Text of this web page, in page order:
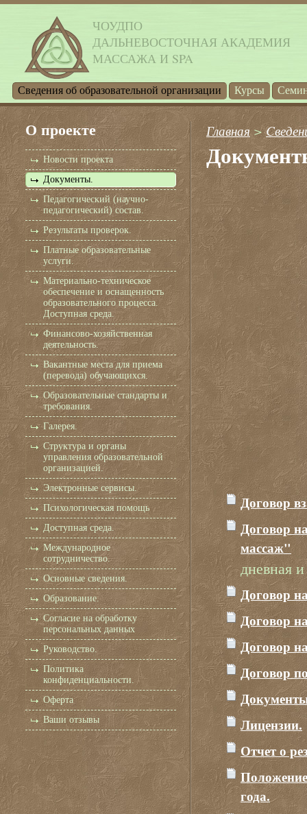
ЧОУДПО
ДАЛЬНЕВОСТОЧНАЯ АКАДЕМИЯ
МАССАЖА И SPA
Cведения об образовательной организации Курсы
О проекте
Новости проекта
Документы.
Педагогический (научно-
педагогический) состав.
Результаты проверок.
Платные образовательные
услуги.
Материально-техническое
обеспечение и оснащенность
образовательного процесса.
Доступная среда.
Финансово-хозяйственная
деятельность.
Вакантные места для приема
(перевода) обучающихся.
Образовательные стандарты и
требования.
Галерея.
Структура и органы
управления образовательной
организацией.
Электронные сервисы.
Психологическая помощь
Доступная среда.
Международное
сотрудничество.
Основные сведения.
Образование.
Согласие на обработку
персональных данных
Руководство.
Политика
конфиденциальности.
Оферта
Ваши отзывы
Главная>
Договор
Договор
массаж"
дневная
Договор
Договор
Договор
Договор
Лицензии.
Отчет о
года.